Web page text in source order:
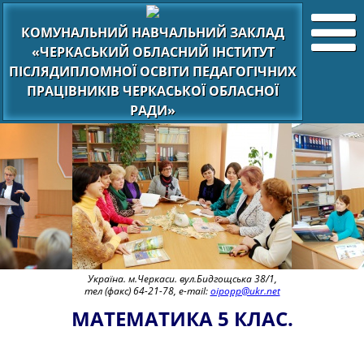
КОМУНАЛЬНИЙ НАВЧАЛЬНИЙ ЗАКЛАД
«ЧЕРКАСЬКИЙ ОБЛАСНИЙ ІНСТИТУТ
ПІСЛЯДИПЛОМНОЇ ОСВІТИ ПЕДАГОГІЧНИХ
ПРАЦІВНИКІВ ЧЕРКАСЬКОЇ ОБЛАСНОЇ
РАДИ»
Україна. м.Черкаси. вул.Бидгощська 38/1,
тел (факс) 64-21-78, e-mail:oipopp@ukr.net
МАТЕМАТИКА 5 КЛАС.